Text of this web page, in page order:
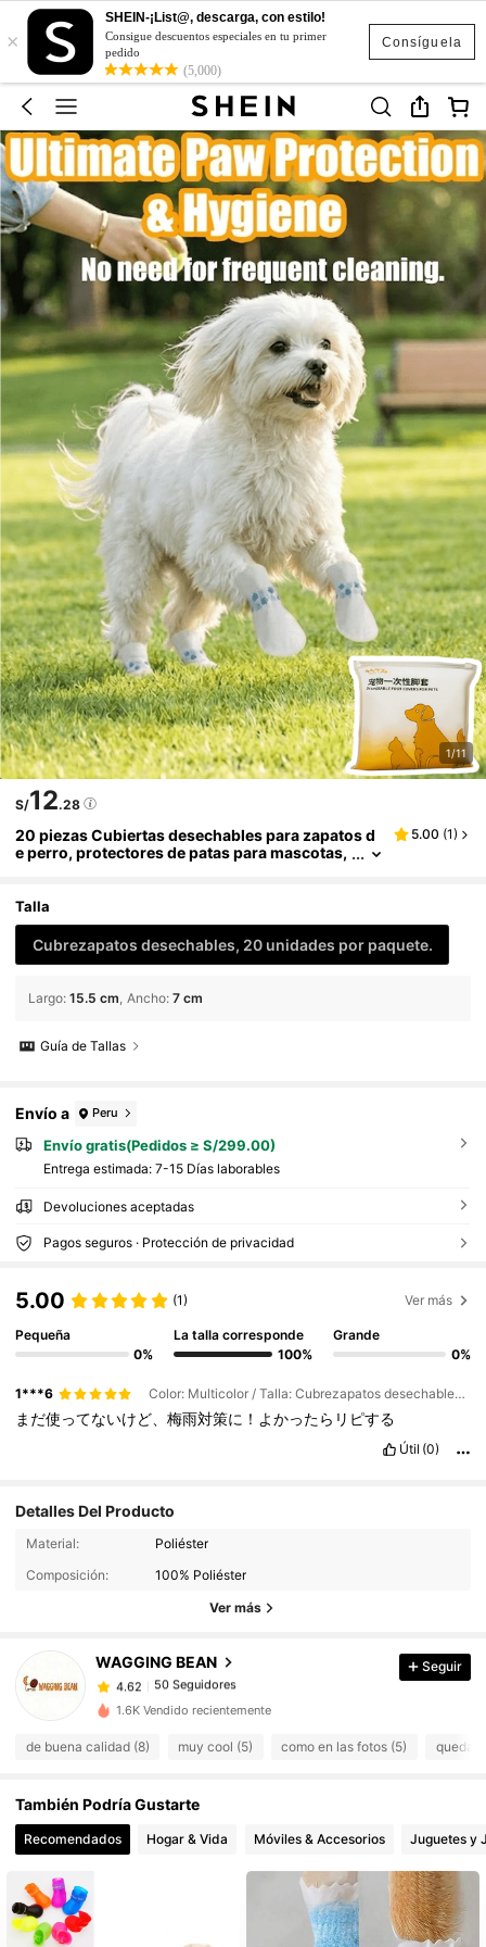
Consíguela
×
SHEIN-¡List@, descarga, con estilo!
Consigue descuentos especiales en tu primer
pedido
(5,000)
1/11
S/12.28
20 piezas Cubiertas desechables para zapatos d
e perro, protectores de patas para mascotas,
es para mascotas
5.00 (1)
Talla
Cubrezapatos desechables, 20 unidades por paquete.
Largo: 15.5 cm Ancho: 7 cm
Guía de Tallas
Envío a Peru
Envío gratis(Pedidos ≥ S/299.00)
Entrega estimada: 7-15 Días laborables
Devoluciones aceptadas
Pagos seguros · Protección de privacidad
5.00 (1) Ver más
Pequeña
0%
La talla corresponde
100%
Grande
0%
1***6 Color: Multicolor / Talla: Cubrezapatos desechables, 20 unidades por paquete.
まだ使ってないけど、梅雨対策に！よかったらリピする
Útil (0)
Detalles Del Producto
Material:
Poliéster
Composición:
100% Poliéster
Ver más
WAGGING BEAN
50 Seguidores
50 Seguidores
50 Seguidores
4.62
4.62 50 Seguidores
50 Seguidores
4.62 50 Seguidores
4.62
4.62
Seguir
1.6K Vendido recientemente
de buena calidad (8) muy cool (5) como en las fotos (5) queda
También Podría Gustarte
Recomendados Hogar & Vida Móviles & Accesorios Juguetes y